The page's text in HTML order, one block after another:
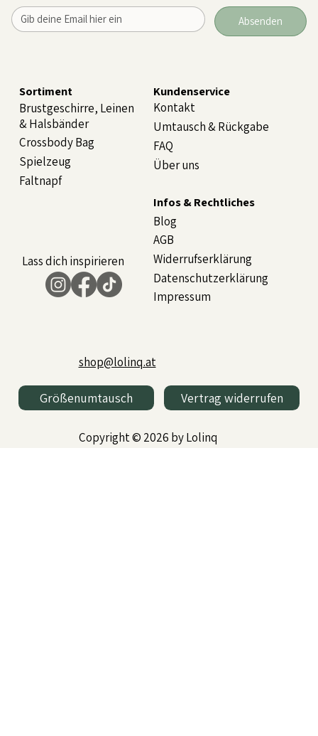
Sortiment
Brustgeschirre, Leinen
& Halsbänder
Crossbody Bag
Spielzeug
Faltnapf
Kundenservice
Kontakt
Über uns
Umtausch & Rückgabe
FAQ
Absenden
shop@lolinq.at
Größenumtausch Vertrag widerrufen
Copyright © 2026 by Lolinq
Infos & Rechtliches
Blog
AGB
Widerrufserklärung
Datenschutzerklärung
Impressum
Lass dich inspirieren